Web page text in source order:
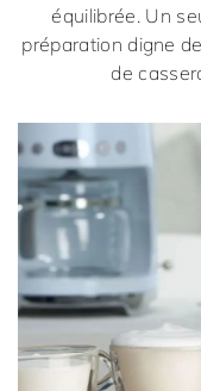
équilibrée. Un
préparation digne
de